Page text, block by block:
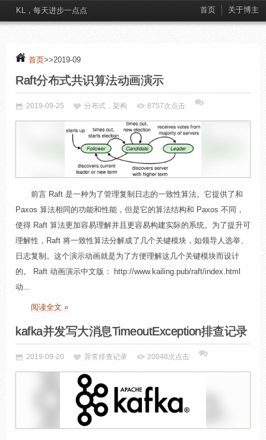
KL，每天进步一点点 首页 关于博主
首页>>2019-09
Raft分布式共识算法动画演示
2019-09-25 分布式，架构 8757次点击
前言 Raft 是一种为了管理复制日志的一致性算法。它提供了和
Paxos 算法相同的功能和性能，但是它的算法结构和 Paxos 不同，
使得 Raft 算法更加容易理解并且更容易构建实际的系统。为了提升可
理解性，Raft 将一致性算法分解成了几个关键模块，如领导人选举、
日志复制。这个演示动画就是为了方便理解这几个关键模块而设计
的。 Raft 动画演示中文版： http://www.kailing.pub/raft/index.html
动...
阅读全文 »
kafka并发写大消息TimeoutException排查记录
2019-09-20 异常排查记录 20048次点击